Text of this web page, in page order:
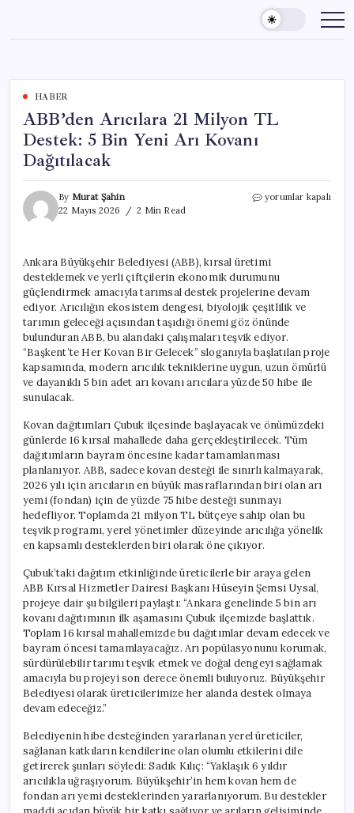
content
HABER
ABB’den Arıcılara 21 Milyon TL
Destek: 5 Bin Yeni Arı Kovanı
Dağıtılacak
By Murat Şahin
22 Mayıs 2026
2 Min Read
ABB’den
Destek:
5
Bin
Yeni
Arı
Kovanı
Dağıtılacak
için
yorumlar kapalı
Ankara Büyükşehir Belediyesi (ABB), kırsal üretimi
desteklemek ve yerli çiftçilerin ekonomik durumunu
güçlendirmek amacıyla tarımsal destek projelerine devam
ediyor. Arıcılığın ekosistem dengesi, biyolojik çeşitlilik ve
tarımın geleceği açısından taşıdığı önemi göz önünde
bulunduran ABB, bu alandaki çalışmaları teşvik ediyor.
“Başkent’te Her Kovan Bir Gelecek” sloganıyla başlatılan proje
kapsamında, modern arıcılık tekniklerine uygun, uzun ömürlü
ve dayanıklı 5 bin adet arı kovanı arıcılara yüzde 50 hibe ile
sunulacak.
Kovan dağıtımları Çubuk ilçesinde başlayacak ve önümüzdeki
günlerde 16 kırsal mahallede daha gerçekleştirilecek. Tüm
dağıtımların bayram öncesine kadar tamamlanması
planlanıyor. ABB, sadece kovan desteği ile sınırlı kalmayarak,
2026 yılı için arıcıların en büyük masraflarından biri olan arı
yemi (fondan) için de yüzde 75 hibe desteği sunmayı
hedefliyor. Toplamda 21 milyon TL bütçeye sahip olan bu
teşvik programı, yerel yönetimler düzeyinde arıcılığa yönelik
en kapsamlı desteklerden biri olarak öne çıkıyor.
Çubuk’taki dağıtım etkinliğinde üreticilerle bir araya gelen
ABB Kırsal Hizmetler Dairesi Başkanı Hüseyin Şemsi Uysal,
projeye dair şu bilgileri paylaştı: “Ankara genelinde 5 bin arı
kovanı dağıtımının ilk aşamasını Çubuk ilçemizde başlattık.
Toplam 16 kırsal mahallemizde bu dağıtımlar devam edecek ve
bayram öncesi tamamlayacağız. Arı popülasyonunu korumak,
sürdürülebilir tarımı teşvik etmek ve doğal dengeyi sağlamak
amacıyla bu projeyi son derece önemli buluyoruz. Büyükşehir
Belediyesi olarak üreticilerimize her alanda destek olmaya
devam edeceğiz.”
Belediyenin hibe desteğinden yararlanan yerel üreticiler,
sağlanan katkıların kendilerine olan olumlu etkilerini dile
getirerek şunları söyledi: Sadık Kılıç: “Yaklaşık 6 yıldır
arıcılıkla uğraşıyorum. Büyükşehir’in hem kovan hem de
fondan arı yemi desteklerinden yararlanıyorum. Bu destekler